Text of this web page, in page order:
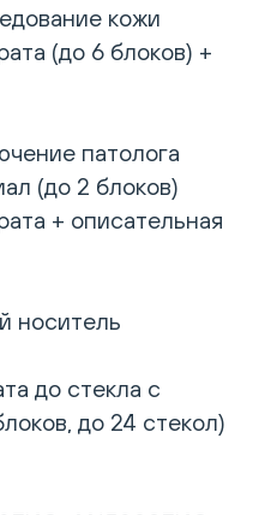
кожи
(до 6 блоков) +
патолога
(до 2 блоков)
+ описательная
носитель
до стекла с
до 24 стекол)